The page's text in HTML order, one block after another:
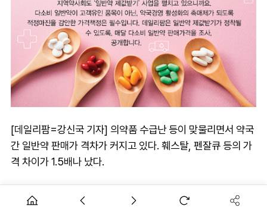
[데일리팜=강신국 기자] 의약품 수급난 등이 맞물리면서 약국
간 일반약 판매가 격차가 커지고 있다. 훼스탈, 펜잘큐 등의 가
격 차이가 1.5배나 났다.
데일리팜이 12월 기준 서울 동부지역 약국 70곳의 다빈도 일